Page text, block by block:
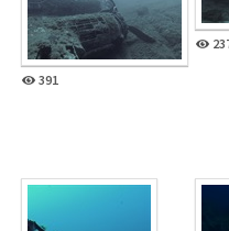
391